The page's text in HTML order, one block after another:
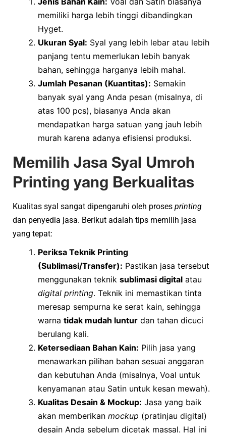
memiliki harga lebih tinggi dibandingkan
Hyget.
Ukuran Syal: Syal yang lebih lebar atau lebih
panjang tentu memerlukan lebih banyak
bahan, sehingga harganya lebih mahal.
Jumlah Pesanan (Kuantitas): Semakin
banyak syal yang Anda pesan (misalnya, di
atas 100 pcs), biasanya Anda akan
mendapatkan harga satuan yang jauh lebih
murah karena adanya efisiensi produksi.
Memilih Jasa Syal Umroh
Printing yang Berkualitas
Kualitas syal sangat dipengaruhi oleh proses printing
dan penyedia jasa. Berikut adalah tips memilih jasa
yang tepat:
Periksa Teknik Printing
(Sublimasi/Transfer): Pastikan jasa tersebut
menggunakan teknik sublimasi digital atau
digital printing. Teknik ini memastikan tinta
meresap sempurna ke serat kain, sehingga
warna tidak mudah luntur dan tahan dicuci
berulang kali.
Ketersediaan Bahan Kain: Pilih jasa yang
menawarkan pilihan bahan sesuai anggaran
dan kebutuhan Anda (misalnya, Voal untuk
kenyamanan atau Satin untuk kesan mewah).
Kualitas Desain & Mockup: Jasa yang baik
akan memberikan mockup (pratinjau digital)
desain Anda sebelum dicetak massal. Hal ini